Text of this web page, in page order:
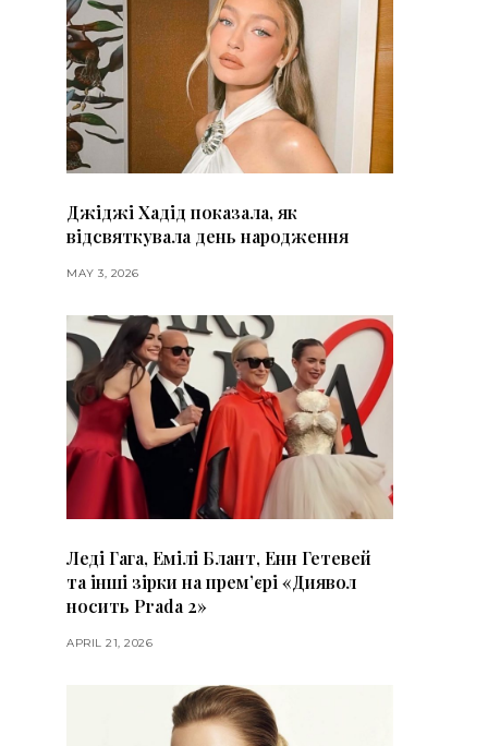
Джіджі Хадід показала, як
відсвяткувала день народження
MAY 3, 2026
Леді Гага, Емілі Блант, Енн Гетевей
та інші зірки на премʼєрі «Диявол
носить Prada 2»
APRIL 21, 2026